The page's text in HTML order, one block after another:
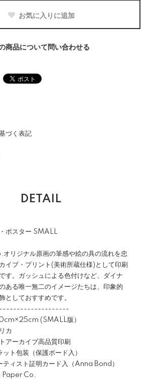
お気に入りに追加
商品について問い合わせる
づく表記
DETAIL
ポスター SMALL
リジナル原画の筆感や絵の具の流れを忠
イブ・プリント(美術所蔵仕様)として印刷
す。ガッシュによる色付けなど、ダイナ
ある唯一無二のイメージたちは、印象的
としておすすめです。
(SMALL版）
カ
ーカイブ高品質印刷
装（保護ボード入）
証明カード入（Anna Bond）
Paper Co.